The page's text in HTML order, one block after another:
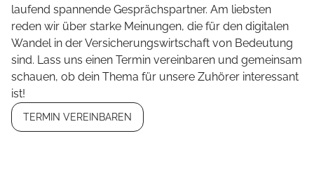
laufend spannende Gesprächspartner. Am liebsten
reden wir über starke Meinungen, die für den digitalen
Wandel in der Versicherungswirtschaft von Bedeutung
sind. Lass uns einen Termin vereinbaren und gemeinsam
schauen, ob dein Thema für unsere Zuhörer interessant
ist!
TERMIN VEREINBAREN